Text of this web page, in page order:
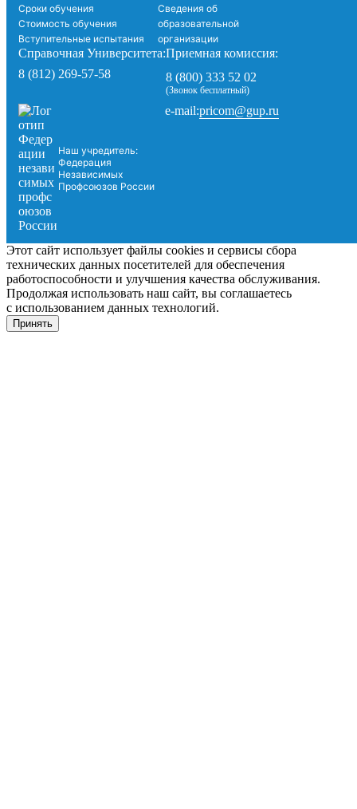
Сроки обучения
Стоимость обучения
Вступительные испытания
Сведения об
образовательной
организации
Справочная Университета:
8 (812) 269-57-58
Приемная комиссия:
8 (800) 333 52 02
(Звонок бесплатный)
Наш учредитель:
Федерация
Независимых
Профсоюзов России
e-mail:pricom@gup.ru
Этот сайт использует файлы cookies и сервисы сбора
технических данных посетителей для обеспечения
работоспособности и улучшения качества обслуживания.
Продолжая использовать наш сайт, вы соглашаетесь
с использованием данных технологий.
Принять